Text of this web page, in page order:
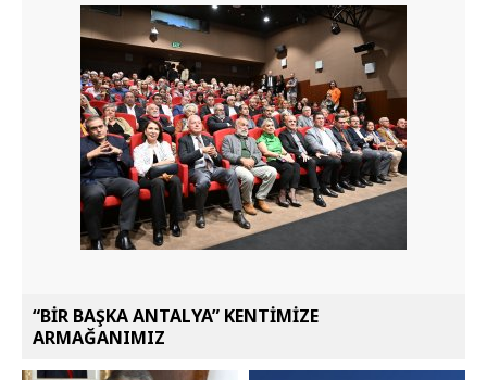
“BİR BAŞKA ANTALYA” KENTİMİZE
ARMAĞANIMIZ